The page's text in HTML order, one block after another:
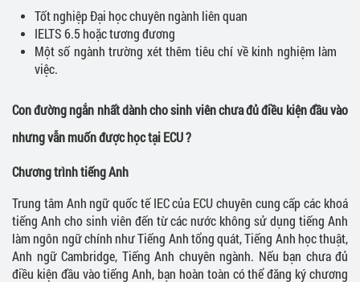
Tốt nghiệp Đại học chuyên ngành liên quan
IELTS 6.5 hoặc tương đương
Một số ngành trường xét thêm tiêu chí về kinh nghiệm làm
việc.
Con đường ngắn nhất dành cho sinh viên chưa đủ điều kiện đầu vào
nhưng vẫn muốn được học tại ECU ?
Chương trình tiếng Anh
Trung tâm Anh ngữ quốc tế IEC của ECU chuyên cung cấp các khoá
tiếng Anh cho sinh viên đến từ các nước không sử dụng tiếng Anh
làm ngôn ngữ chính như Tiếng Anh tổng quát, Tiếng Anh học thuật,
Anh ngữ Cambridge, Tiếng Anh chuyên ngành. Nếu bạn chưa đủ
điều kiện đầu vào tiếng Anh, bạn hoàn toàn có thể đăng ký chương